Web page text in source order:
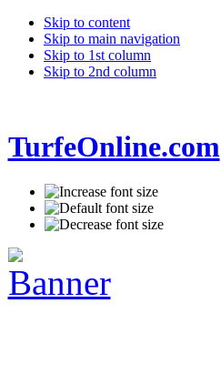
Skip to content
Skip to main navigation
Skip to 1st column
Skip to 2nd column
TurfeOnline.com